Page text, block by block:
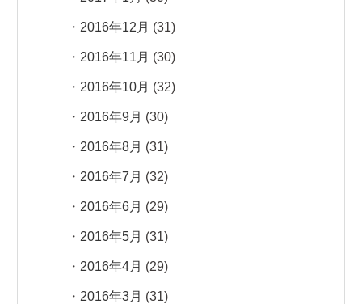
2016年12月 (31)
2016年11月 (30)
2016年10月 (32)
2016年9月 (30)
2016年8月 (31)
2016年7月 (32)
2016年6月 (29)
2016年5月 (31)
2016年4月 (29)
2016年3月 (31)